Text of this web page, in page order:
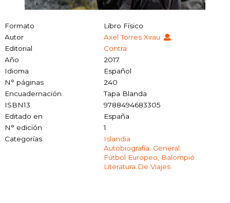
Formato
Libro Físico
Autor
Axel Torres Xirau
Editorial
Contra
Año
2017
Idioma
Español
N° páginas
240
Encuadernación
Tapa Blanda
ISBN13
9788494683305
Editado en
España
N° edición
1
Categorías
Islandia
Autobiografía: General
Fútbol Europeo, Balompié
Literatura De Viajes